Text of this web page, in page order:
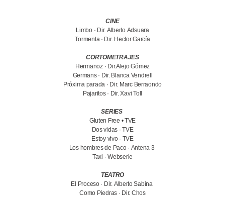
CINE
Limbo · Dir. Alberto Adsuara
Tormenta · Dir. Hector García
CORTOMETRAJES
Hermanoz · Dir.Alejo Gómez
Germans · Dir. Blanca Vendrell
Próxima parada · Dir. Marc Berraondo
Pajaritos · Dir. Xavi Toll
SERIES
Gluten Free • TVE
Dos vidas · TVE
Estoy vivo · TVE
Los hombres de Paco · Antena 3
Taxi · Webserie
TEATRO
El Proceso · Dir. Alberto Sabina
Como Piedras · Dir. Chos